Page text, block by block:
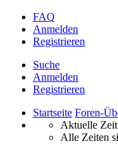
FAQ
Anmelden
Registrieren
Suche
Anmelden
Registrieren
Startseite Foren-
Aktuelle
Alle Zeiten